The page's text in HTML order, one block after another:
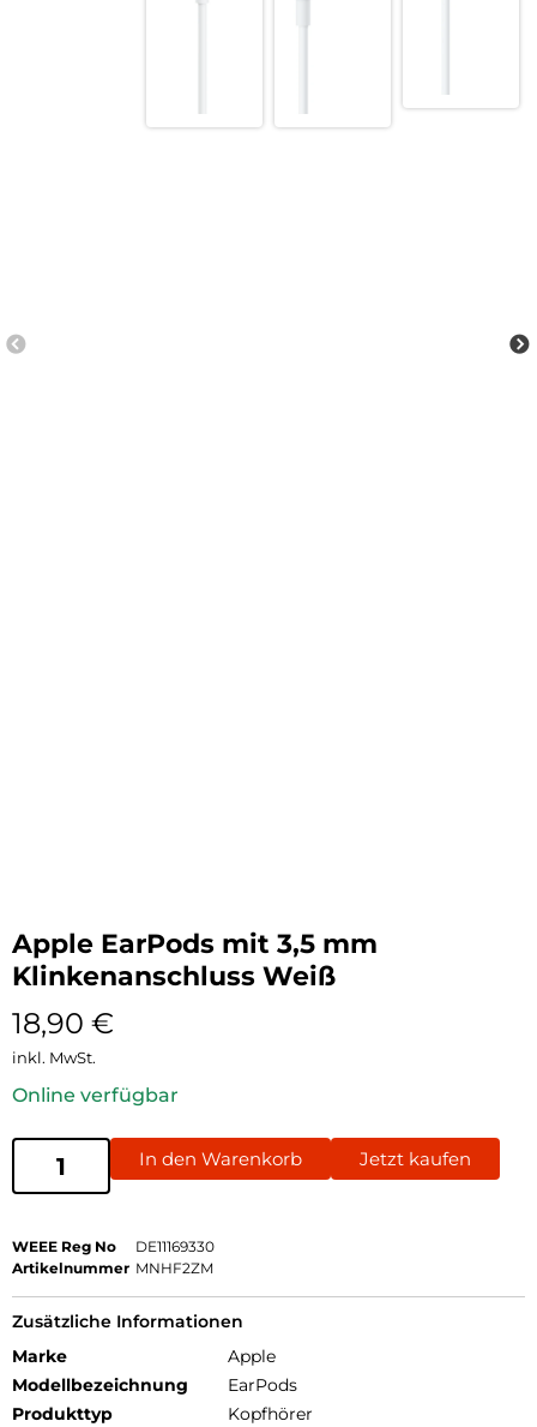
Apple EarPods mit 3,5 mm
Klinkenanschluss Weiß
18,90 €
inkl. MwSt.
Online verfügbar
In den Warenkorb Jetzt kaufen
WEEE Reg No
DE11169330
Artikelnummer MNHF2ZM
Zusätzliche Informationen
Marke
Apple
Modellbezeichnung
EarPods
Produkttyp
Kopfhörer